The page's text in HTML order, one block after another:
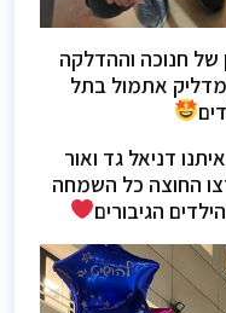
של חנוכה וההדלקה
מדליק אתמול בתל
דניאל גד ואור
החוצה כל השמחה
הגיבורים